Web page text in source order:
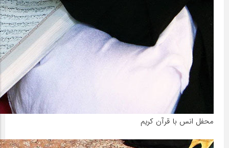
محفل انس با قرآن کریم